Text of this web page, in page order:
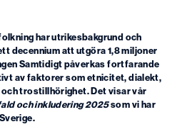
har utrikesbakgrund och
decennium att utgöra 1,8 miljoner
Samtidigt påverkas fortfarande
av faktorer som etnicitet, dialekt,
trostillhörighet. Det visar vår
och inkludering 2025som vi har